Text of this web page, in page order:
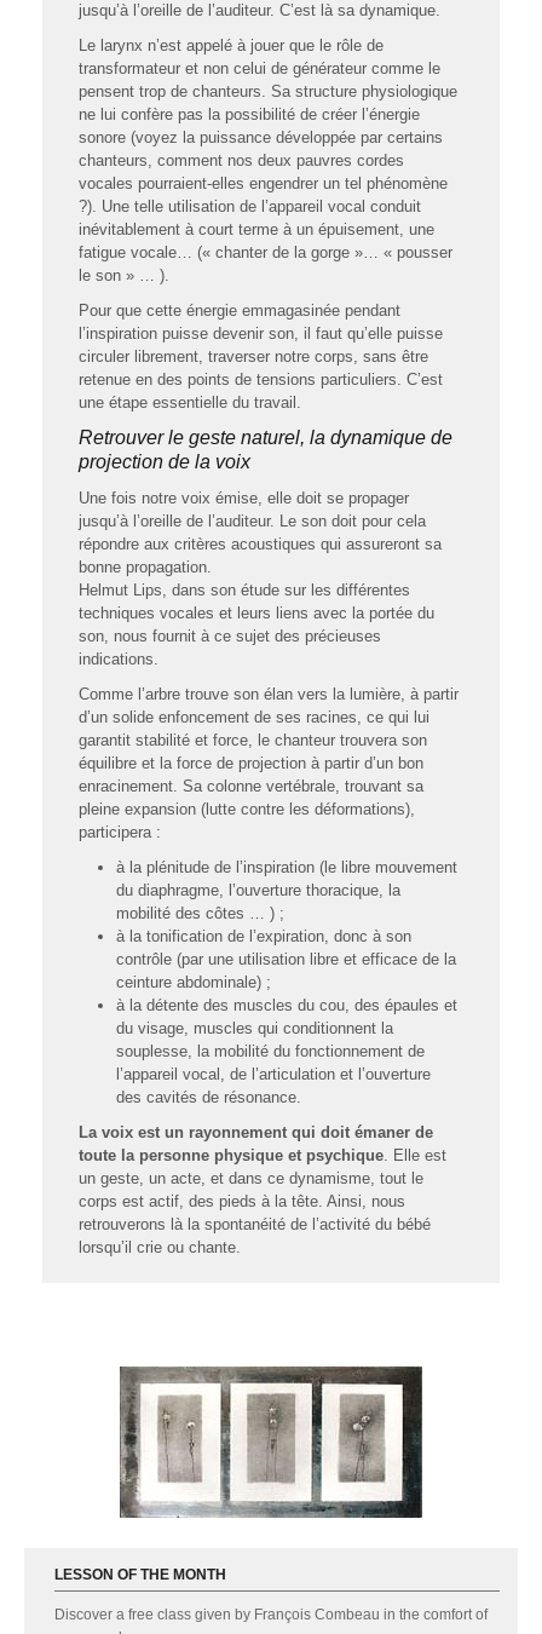
jusqu’à l’oreille de l’auditeur. C’est là sa dynamique.
Le larynx n’est appelé à jouer que le rôle de
transformateur et non celui de générateur comme le
pensent trop de chanteurs. Sa structure physiologique
ne lui confère pas la possibilité de créer l’énergie
sonore (voyez la puissance développée par certains
chanteurs, comment nos deux pauvres cordes
vocales pourraient-elles engendrer un tel phénomène
?). Une telle utilisation de l’appareil vocal conduit
inévitablement à court terme à un épuisement, une
fatigue vocale… (« chanter de la gorge »… « pousser
le son » … ).
Pour que cette énergie emmagasinée pendant
l’inspiration puisse devenir son, il faut qu’elle puisse
circuler librement, traverser notre corps, sans être
retenue en des points de tensions particuliers. C’est
une étape essentielle du travail.
Retrouver le geste naturel, la dynamique de
projection de la voix
Une fois notre voix émise, elle doit se propager
jusqu’à l’oreille de l’auditeur. Le son doit pour cela
répondre aux critères acoustiques qui assureront sa
bonne propagation.
Helmut Lips, dans son étude sur les différentes
techniques vocales et leurs liens avec la portée du
son, nous fournit à ce sujet des précieuses
indications.
Comme l’arbre trouve son élan vers la lumière, à partir
d’un solide enfoncement de ses racines, ce qui lui
garantit stabilité et force, le chanteur trouvera son
équilibre et la force de projection à partir d’un bon
enracinement. Sa colonne vertébrale, trouvant sa
pleine expansion (lutte contre les déformations),
participera :
à la plénitude de l’inspiration (le libre mouvement
du diaphragme, l’ouverture thoracique, la
mobilité des côtes … ) ;
à la tonification de l’expiration, donc à son
contrôle (par une utilisation libre et efficace de la
ceinture abdominale) ;
à la détente des muscles du cou, des épaules et
du visage, muscles qui conditionnent la
souplesse, la mobilité du fonctionnement de
l’appareil vocal, de l’articulation et l’ouverture
des cavités de résonance.
La voix est un rayonnement qui doit émaner de
toute la personne physique et psychique. Elle est
un geste, un acte, et dans ce dynamisme, tout le
corps est actif, des pieds à la tête. Ainsi, nous
retrouverons là la spontanéité de l’activité du bébé
lorsqu’il crie ou chante.
LESSON OF THE MONTH
Discover a free class given by François Combeau in the comfort of